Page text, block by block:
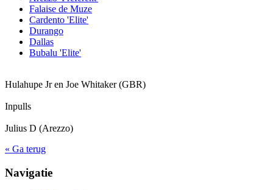
Falaise de Muze
Cardento 'Elite'
Durango
Dallas
Bubalu 'Elite'
Hulahupe Jr en Joe Whitaker (GBR)
Inpulls
Julius D (Arezzo)
« Ga terug
Navigatie